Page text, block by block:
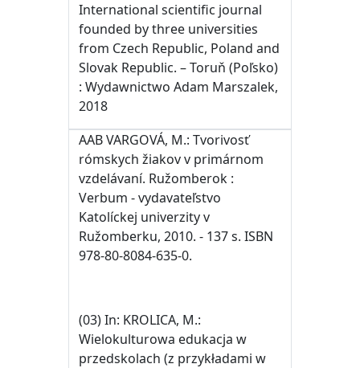
International scientific journal
founded by three universities
from Czech Republic, Poland and
Slovak Republic. – Toruň (Poľsko)
: Wydawnictwo Adam Marszalek,
2018
AAB VARGOVÁ, M.: Tvorivosť
rómskych žiakov v primárnom
vzdelávaní. Ružomberok :
Verbum - vydavateľstvo
Katolíckej univerzity v
Ružomberku, 2010. - 137 s. ISBN
978-80-8084-635-0.
(03) In: KROLICA, M.:
Wielokulturowa edukacja w
przedskolach (z przykładami w